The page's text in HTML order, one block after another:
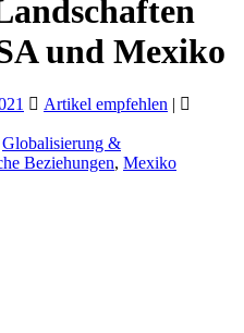
und Mexiko
Artikel empfehlen |
Globalisierung &
Beziehungen, Mexiko